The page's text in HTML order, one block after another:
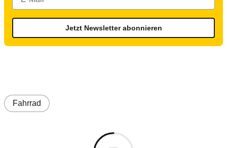
Jetzt Newsletter abonnieren
Fahrrad